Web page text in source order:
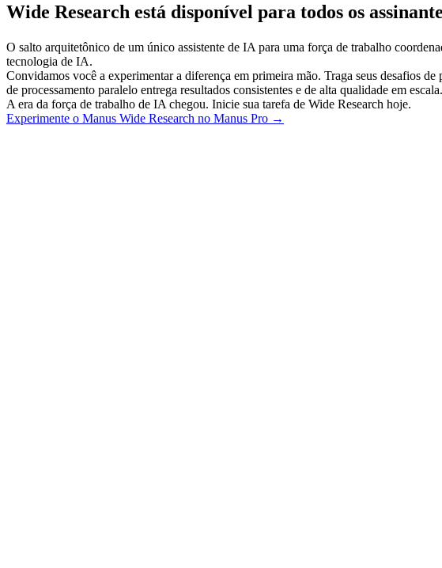
Wide Research está disponível para todos os
O salto arquitetônico de um único assistente de IA para uma força de trabalho
tecnologia de IA.
Convidamos você a experimentar a diferença em primeira mão. Traga seus desafios
de processamento paralelo entrega resultados consistentes e de alta qualidade em escala.
A era da força de trabalho de IA chegou. Inicie sua tarefa de Wide Research hoje.
Experimente o Manus Wide Research no Manus Pro →